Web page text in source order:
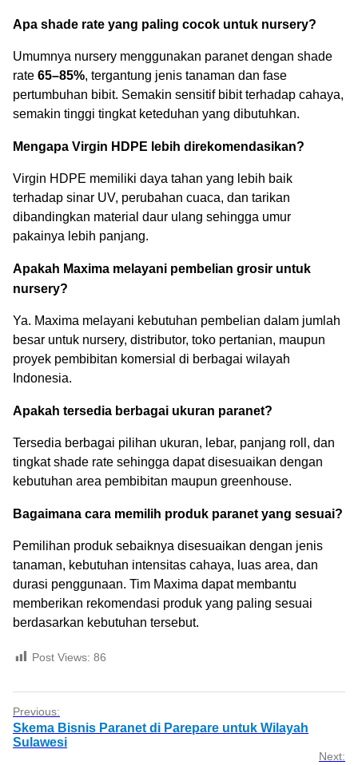
Apa shade rate yang paling cocok untuk nursery?
Umumnya nursery menggunakan paranet dengan shade
rate 65–85%, tergantung jenis tanaman dan fase
pertumbuhan bibit. Semakin sensitif bibit terhadap cahaya,
semakin tinggi tingkat keteduhan yang dibutuhkan.
Mengapa Virgin HDPE lebih direkomendasikan?
Virgin HDPE memiliki daya tahan yang lebih baik
terhadap sinar UV, perubahan cuaca, dan tarikan
dibandingkan material daur ulang sehingga umur
pakainya lebih panjang.
Apakah Maxima melayani pembelian grosir untuk
nursery?
Ya. Maxima melayani kebutuhan pembelian dalam jumlah
besar untuk nursery, distributor, toko pertanian, maupun
proyek pembibitan komersial di berbagai wilayah
Indonesia.
Apakah tersedia berbagai ukuran paranet?
Tersedia berbagai pilihan ukuran, lebar, panjang roll, dan
tingkat shade rate sehingga dapat disesuaikan dengan
kebutuhan area pembibitan maupun greenhouse.
Bagaimana cara memilih produk paranet yang sesuai?
Pemilihan produk sebaiknya disesuaikan dengan jenis
tanaman, kebutuhan intensitas cahaya, luas area, dan
durasi penggunaan. Tim Maxima dapat membantu
memberikan rekomendasi produk yang paling sesuai
berdasarkan kebutuhan tersebut.
Post Views: 86
Previous:
Skema Bisnis Paranet di Parepare untuk Wilayah
Sulawesi
Next: